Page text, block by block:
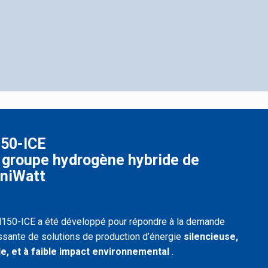
ICE
groupe hydrogène hybride de
ICE a été développé pour répondre à la demande
de solutions de production d’énergie silencieuse,
et à faible impact environnemental .